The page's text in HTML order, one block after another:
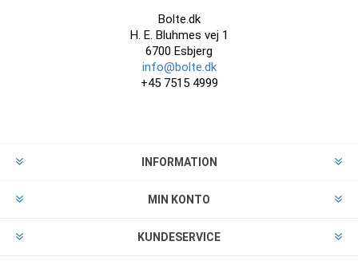
Bolte.dk
H. E. Bluhmes vej 1
6700 Esbjerg
info@bolte.dk
+45 7515 4999
INFORMATION
MIN KONTO
KUNDESERVICE